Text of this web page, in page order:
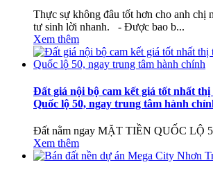
Thực sự không đâu tốt hơn cho anh chị
tư sinh lời nhanh. - Được bao b...
Xem thêm
Đất giá nội bộ cam kết giá tốt nhất
Quốc lộ 50, ngay trung tâm hành
Đất nằm ngay MẶT TIỀN QUỐC LỘ
Xem thêm